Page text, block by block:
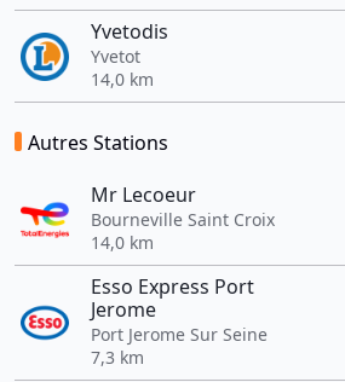
Yvetodis
Yvetot
14,0 km
Autres Stations
Mr Lecoeur
Bourneville Saint Croix
14,0 km
Esso Express Port
Jerome
Port Jerome Sur Seine
7,3 km